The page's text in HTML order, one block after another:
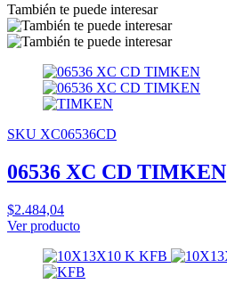
También te puede interesar
SKU XC06536CD
06536 XC CD TIMKEN
$2.484,04
Ver producto